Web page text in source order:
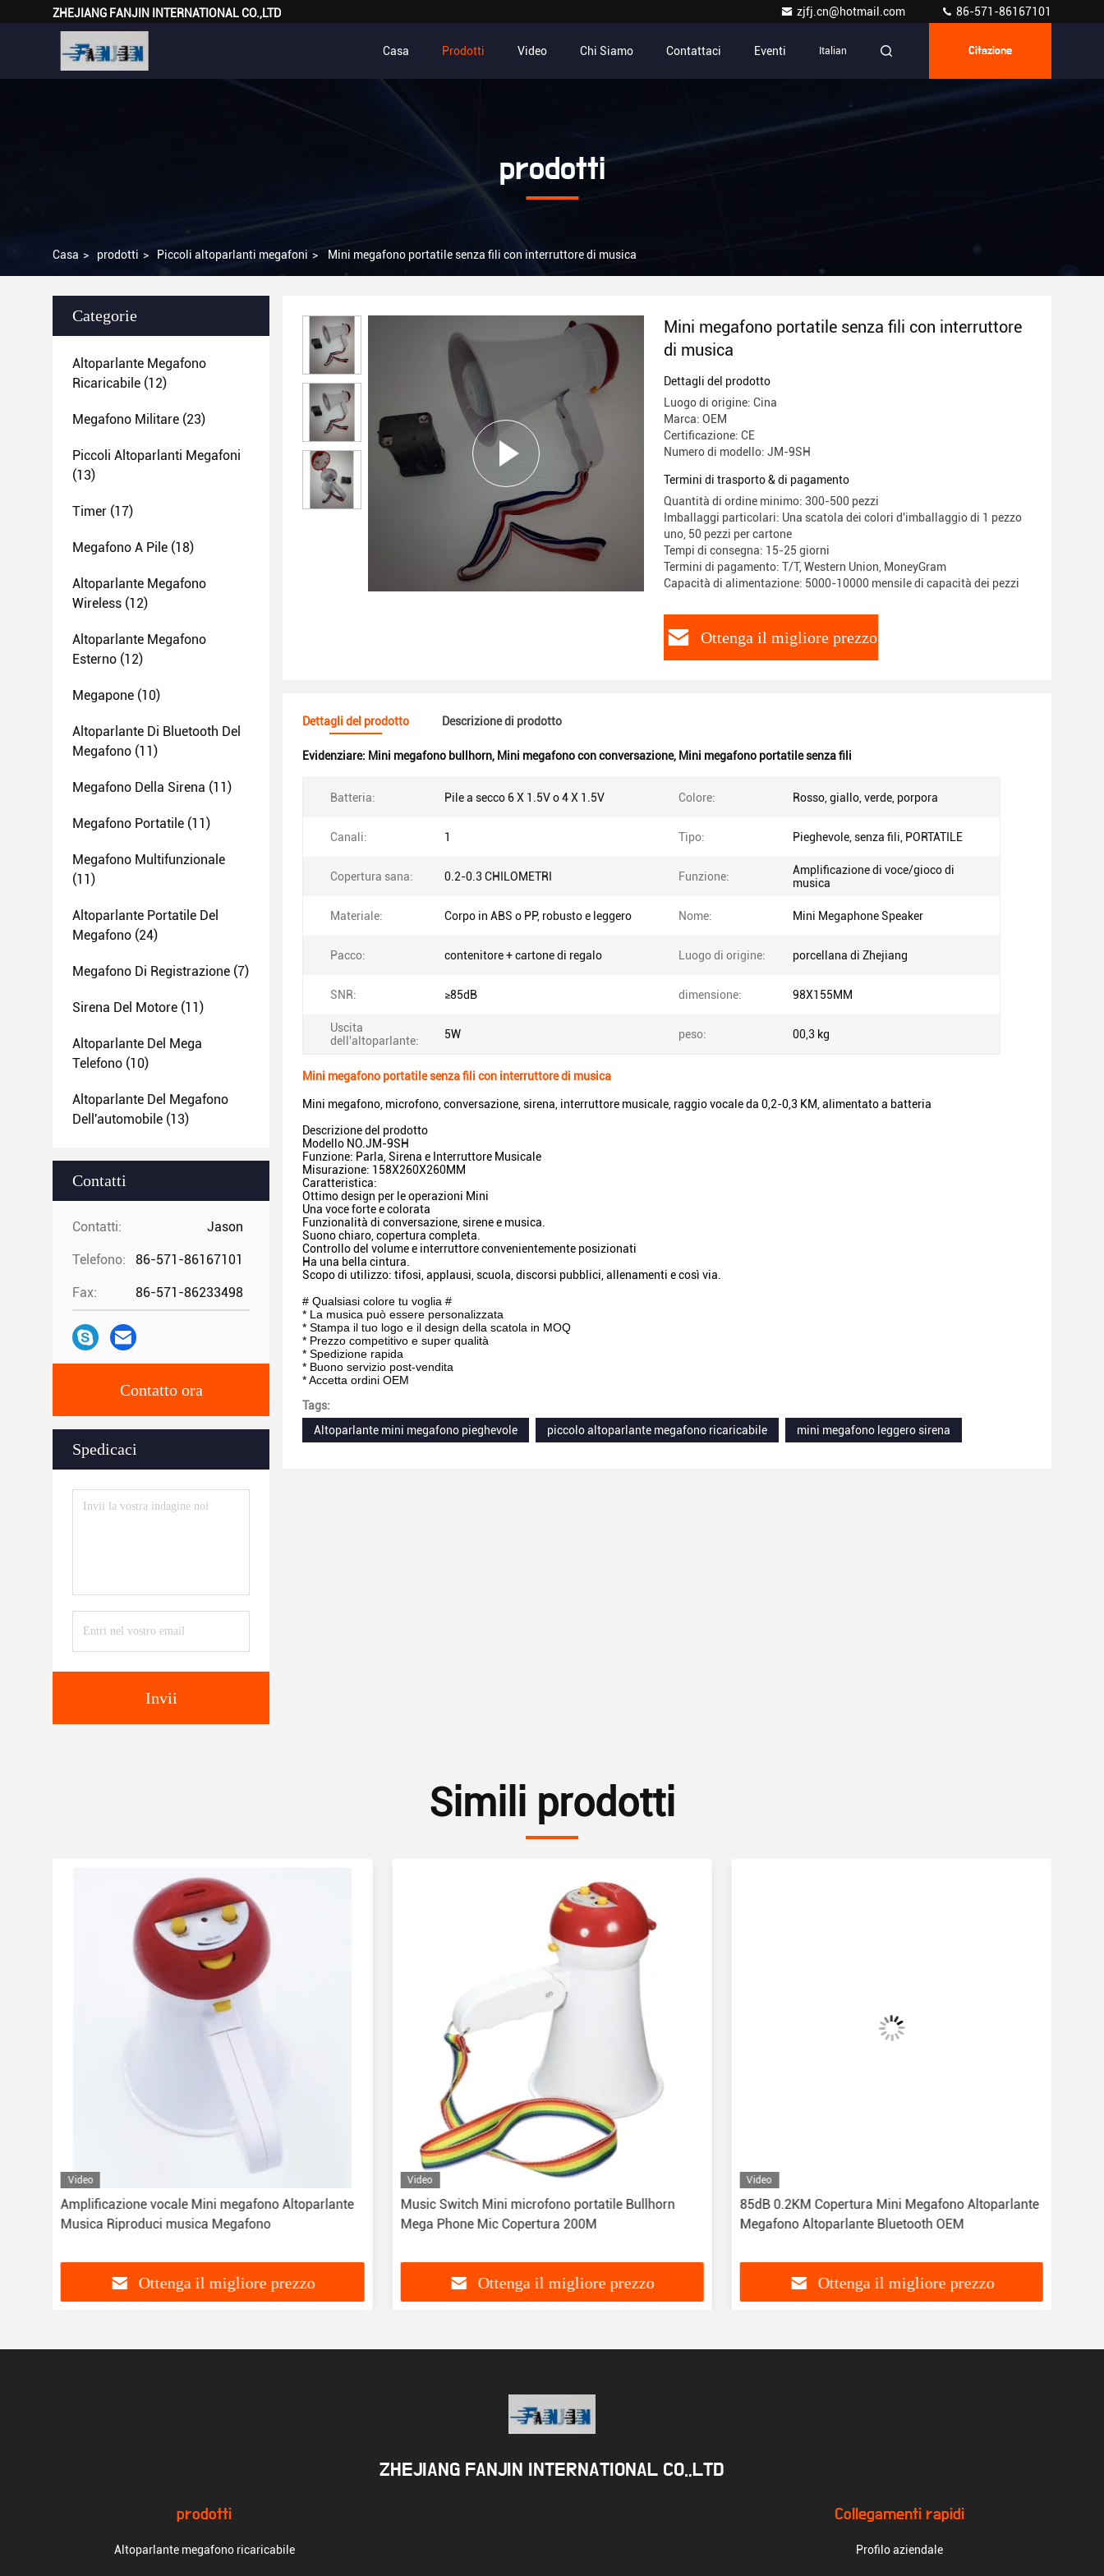
ZHEJIANG FANJIN INTERNATIONAL CO.,LTD zjfj.cn@hotmail.com 86-571-86167101
Casa Prodotti Video Chi Siamo Contattaci Eventi Italian Citazione
prodotti
Casa > prodotti > Piccoli altoparlanti megafoni > Mini megafono portatile senza fili con interruttore di musica
Categorie
Altoparlante Megafono
Ricaricabile (12)
Megafono Militare (23)
Piccoli Altoparlanti Megafoni
(13)
Timer (17)
Megafono A Pile (18)
Altoparlante Megafono
Wireless (12)
Altoparlante Megafono
Esterno (12)
Megapone (10)
Altoparlante Di Bluetooth Del
Megafono (11)
Megafono Della Sirena (11)
Megafono Portatile (11)
Megafono Multifunzionale
(11)
Altoparlante Portatile Del
Megafono (24)
Megafono Di Registrazione (7)
Sirena Del Motore (11)
Altoparlante Del Mega
Telefono (10)
Altoparlante Del Megafono
Dell'automobile (13)
Contatti
Contatti: Jason
Telefono: 86-571-86167101
Fax: 86-571-86233498
Contatto ora
Spedicaci
Invii
Mini megafono portatile senza fili con interruttore
di musica
Dettagli del prodotto
Luogo di origine: Cina
Marca: OEM
Certificazione: CE
Numero di modello: JM-9SH
Termini di trasporto & di pagamento
Quantità di ordine minimo: 300-500 pezzi
Imballaggi particolari: Una scatola dei colori d'imballaggio di 1 pezzo
uno, 50 pezzi per cartone
Tempi di consegna: 15-25 giorni
Termini di pagamento: T/T, Western Union, MoneyGram
Capacità di alimentazione: 5000-10000 mensile di capacità dei pezzi
Ottenga il migliore prezzo
Dettagli del prodotto Descrizione di prodotto
Evidenziare: Mini megafono bullhorn, Mini megafono con conversazione, Mini megafono portatile senza fili
Batteria: Pile a secco 6 X 1.5V o 4 X 1.5V Colore: Rosso, giallo, verde, porpora
Canali: 1 Tipo: Pieghevole, senza fili, PORTATILE
Copertura sana: 0.2-0.3 CHILOMETRI Funzione:
Amplificazione di voce/gioco di
musica
Materiale: Corpo in ABS o PP, robusto e leggero Nome: Mini Megaphone Speaker
Pacco: contenitore + cartone di regalo Luogo di origine: porcellana di Zhejiang
SNR: ≥85dB dimensione: 98X155MM
Uscita
dell'altoparlante:
5W peso: 00,3 kg
Mini megafono portatile senza fili con interruttore di musica
Mini megafono, microfono, conversazione, sirena, interruttore musicale, raggio vocale da 0,2-0,3 KM, alimentato a batteria
Descrizione del prodotto
Modello NO.JM-9SH
Funzione: Parla, Sirena e Interruttore Musicale
Misurazione: 158X260X260MM
Caratteristica:
Ottimo design per le operazioni Mini
Una voce forte e colorata
Funzionalità di conversazione, sirene e musica.
Suono chiaro, copertura completa.
Controllo del volume e interruttore convenientemente posizionati
Ha una bella cintura.
Scopo di utilizzo: tifosi, applausi, scuola, discorsi pubblici, allenamenti e così via.
# Qualsiasi colore tu voglia #
* La musica può essere personalizzata
* Stampa il tuo logo e il design della scatola in MOQ
* Prezzo competitivo e super qualità
* Spedizione rapida
* Buono servizio post-vendita
* Accetta ordini OEM
Tags:
Altoparlante mini megafono pieghevole
piccolo altoparlante megafono ricaricabile mini megafono leggero sirena
Simili prodotti
Video
Amplificazione vocale Mini megafono Altoparlante
Musica Riproduci musica Megafono
Ottenga il migliore prezzo
Video
Music Switch Mini microfono portatile Bullhorn
Mega Phone Mic Copertura 200M
Ottenga il migliore prezzo
Video
85dB 0.2KM Copertura Mini Megafono Altoparlante
Megafono Altoparlante Bluetooth OEM
Ottenga il migliore prezzo
ZHEJIANG FANJIN INTERNATIONAL CO.,LTD
prodotti
Altoparlante megafono ricaricabile
Collegamenti rapidi
Profilo aziendale